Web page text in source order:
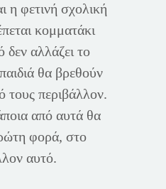
η φετινή σχολική
κομματάκι
αλλάζει το
θα βρεθούν
τους περιβάλλον.
από αυτά θα
φορά, στο
αυτό.